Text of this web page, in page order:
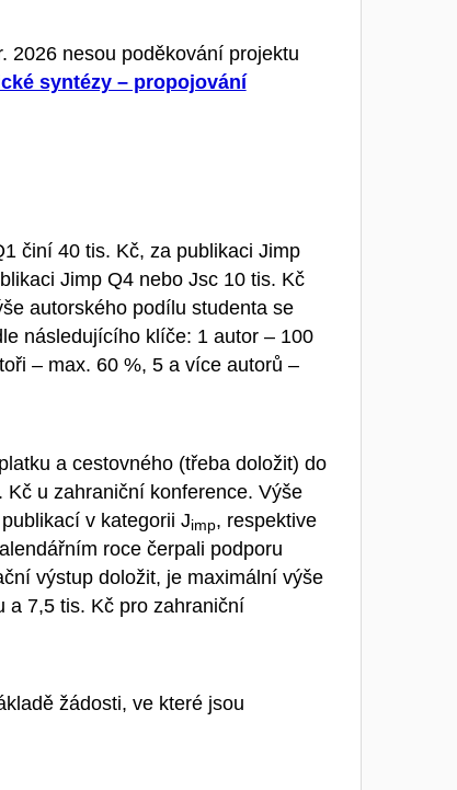
2026 nesou poděkování projektu
syntézy – propojování
činí 40 tis. Kč, za publikaci Jimp
Jimp Q4 nebo Jsc 10 tis. Kč
autorského podílu studenta se
následujícího klíče: 1 autor – 100
– max. 60 %, 5 a více autorů –
a cestovného (třeba doložit) do
u zahraniční konference. Výše
v kategorii Jimp, respektive
roce čerpali podporu
výstup doložit, je maximální výše
a 7,5 tis. Kč pro zahraniční
žádosti, ve které jsou